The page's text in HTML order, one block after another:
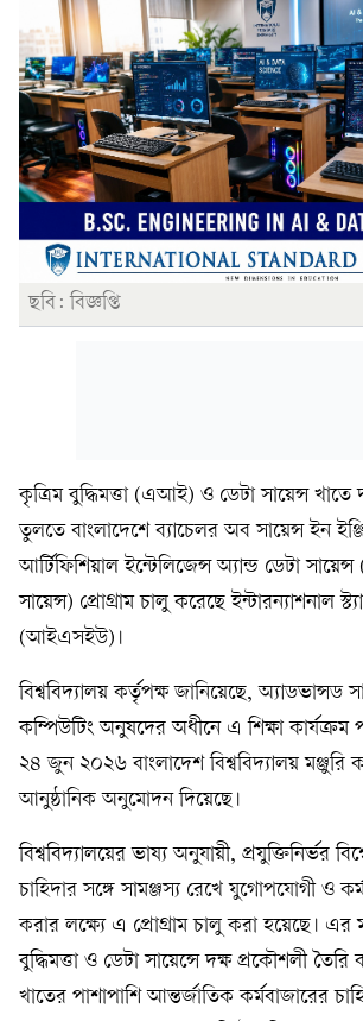
ছবি: বিজ্ঞপ্তি
কৃত্রিম বুদ্ধিমত্তা (এআই) ও ডেটা সায়েন্স
তুলতে বাংলাদেশে ব্যাচেলর অব সায়েন্স ইন
আর্টিফিশিয়াল ইন্টেলিজেন্স অ্যান্ড ডেটা
সায়েন্স) প্রোগ্রাম চালু করেছে ইন্টারন্যাশনাল
(আইএসইউ)।
বিশ্ববিদ্যালয় কর্তৃপক্ষ জানিয়েছে, অ্যাডভান্সড
কম্পিউটিং অনুষদের অধীনে এ শিক্ষা কার্যক্রম
২৪ জুন ২০২৬ বাংলাদেশ বিশ্ববিদ্যালয় মঞ্জুরি
আনুষ্ঠানিক অনুমোদন দিয়েছে।
বিশ্ববিদ্যালয়ের ভাষ্য অনুযায়ী, প্রযুক্তিনির্ভর
চাহিদার সঙ্গে সামঞ্জস্য রেখে যুগোপযোগী ও
করার লক্ষ্যে এ প্রোগ্রাম চালু করা হয়েছে। এর
বুদ্ধিমত্তা ও ডেটা সায়েন্সে দক্ষ প্রকৌশলী তৈরি
খাতের পাশাপাশি আন্তর্জাতিক কর্মবাজারের